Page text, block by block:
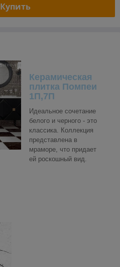
Купить
Керамическая
плитка Помпеи
1П,7П
Идеальное сочетание
белого и черного - это
классика. Коллекция
представлена в
мраморе, что придает
ей роскошный вид.